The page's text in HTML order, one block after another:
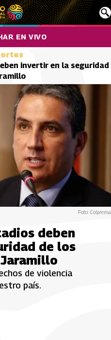
EN VIVO
invertir en la seguridad
Foto: Colprensa
deben
de los
de violencia
país.